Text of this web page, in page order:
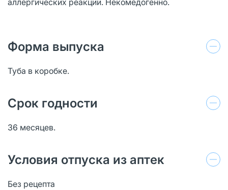
Форма выпуска
Туба в коробке.
Срок годности
36 месяцев.
Условия отпуска из аптек
Без рецепта